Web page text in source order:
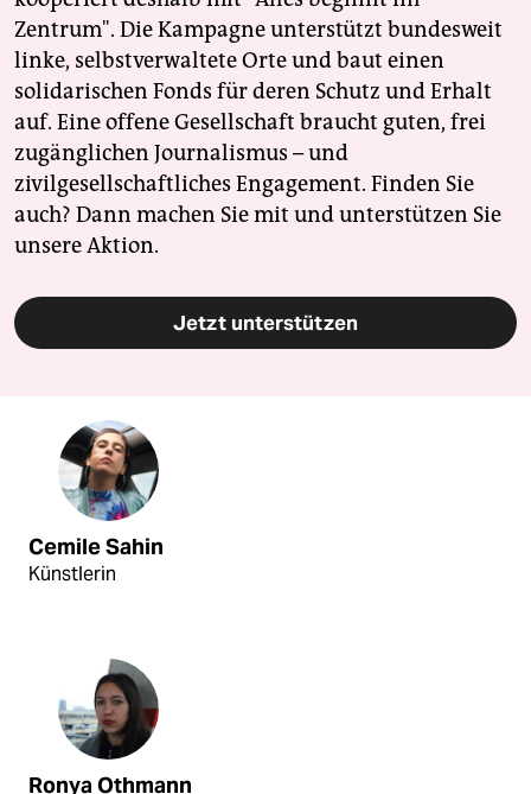
Zentrum". Die Kampagne unterstützt bundesweit
linke, selbstverwaltete Orte und baut einen
solidarischen Fonds für deren Schutz und Erhalt
auf. Eine offene Gesellschaft braucht guten, frei
zugänglichen Journalismus – und
zivilgesellschaftliches Engagement. Finden Sie
auch? Dann machen Sie mit und unterstützen Sie
unsere Aktion.
Jetzt unterstützen
Cemile Sahin
Künstlerin
Ronya Othmann